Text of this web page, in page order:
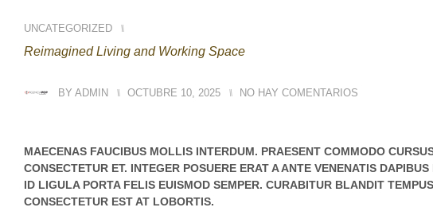
UNCATEGORIZED ⑊
Reimagined Living and Working Space
BY ADMIN ⑊ OCTUBRE 10, 2025 ⑊ NO HAY COMENTARIOS
MAECENAS FAUCIBUS MOLLIS INTERDUM. PRAESENT COMMODO
CONSECTETUR ET. INTEGER POSUERE ERAT A ANTE VENENATIS
ID LIGULA PORTA FELIS EUISMOD SEMPER. CURABITUR BLANDIT
CONSECTETUR EST AT LOBORTIS.